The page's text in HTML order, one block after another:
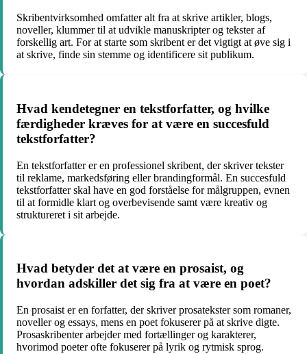
Skribentvirksomhed omfatter alt fra at skrive artikler, blogs,
noveller, klummer til at udvikle manuskripter og tekster af
forskellig art. For at starte som skribent er det vigtigt at øve sig i
at skrive, finde sin stemme og identificere sit publikum.
Hvad kendetegner en tekstforfatter, og hvilke
færdigheder kræves for at være en succesfuld
tekstforfatter?
En tekstforfatter er en professionel skribent, der skriver tekster
til reklame, markedsføring eller brandingformål. En succesfuld
tekstforfatter skal have en god forståelse for målgruppen, evnen
til at formidle klart og overbevisende samt være kreativ og
struktureret i sit arbejde.
Hvad betyder det at være en prosaist, og
hvordan adskiller det sig fra at være en poet?
En prosaist er en forfatter, der skriver prosatekster som romaner,
noveller og essays, mens en poet fokuserer på at skrive digte.
Prosaskribenter arbejder med fortællinger og karakterer,
hvorimod poeter ofte fokuserer på lyrik og rytmisk sprog.